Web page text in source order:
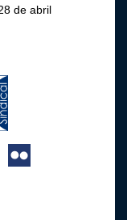
de abril